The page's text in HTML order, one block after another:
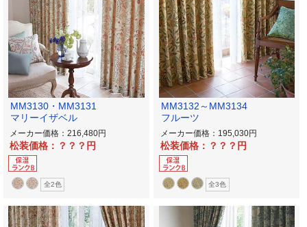
MM3130・MM3131
マリーイザベル
メーカー価格：216,480
松装価格：？？？
全2色
MM3132～MM3134
フルーツ
メーカー価格：195,030
松装価格：？？？
全3色